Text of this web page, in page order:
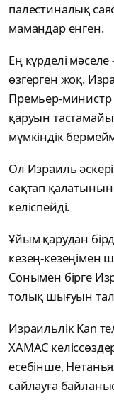
палестиналық
мамандар енген.
Ең күрделі
өзгерген жоқ.
Премьер-
қаруын
мүмкіндік
Ол Израиль әскері
сақтап
келіспейді.
Ұйым қарудан
кезең-кезеңімен
Сонымен бірге
толық шығуын
Израильлік Kan
ХАМАС
есебінше,
сайлауға